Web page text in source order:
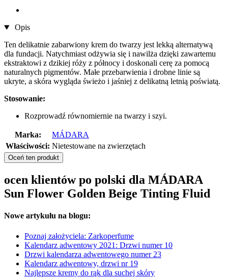
Opis
Ten delikatnie zabarwiony krem ​​do twarzy jest lekką alternatywą
dla fundacji. Natychmiast odżywia się i nawilża dzięki zawartemu
ekstraktowi z dzikiej róży z północy i doskonali cerę za pomocą
naturalnych pigmentów. Małe przebarwienia i drobne linie są
ukryte, a skóra wygląda świeżo i jaśniej z delikatną letnią poświatą.
Stosowanie:
Rozprowadź równomiernie na twarzy i szyi.
Marka:
MÁDARA
Właściwości: Nietestowane na zwierzętach
Oceń ten produkt
ocen klientów po polski dla MÁDARA
Sun Flower Golden Beige Tinting Fluid
Nowe artykułu na blogu:
Poznaj założyciela: Zarkoperfume
Kalendarz adwentowy 2021: Drzwi numer 10
Drzwi kalendarza adwentowego numer 23
Kalendarz adwentowy, drzwi nr 19
Najlepsze kremy do rąk dla suchej skóry